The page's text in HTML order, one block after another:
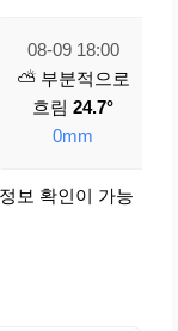
08-09 18:00
⛅ 부분적으로
흐림 24.7°
0mm
보 확인이 가능